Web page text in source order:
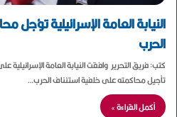
النيابة العامة الإسرائيلية تؤجل
الحرب
كتب: فريق التحرير وافقت النيابة العامة
تأجيل محاكمته على خلفية استئناف الحرب…
أكمل القراءة »